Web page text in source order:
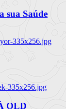
sua Saúde
335x256.jpg
335x256.jpg
OLD